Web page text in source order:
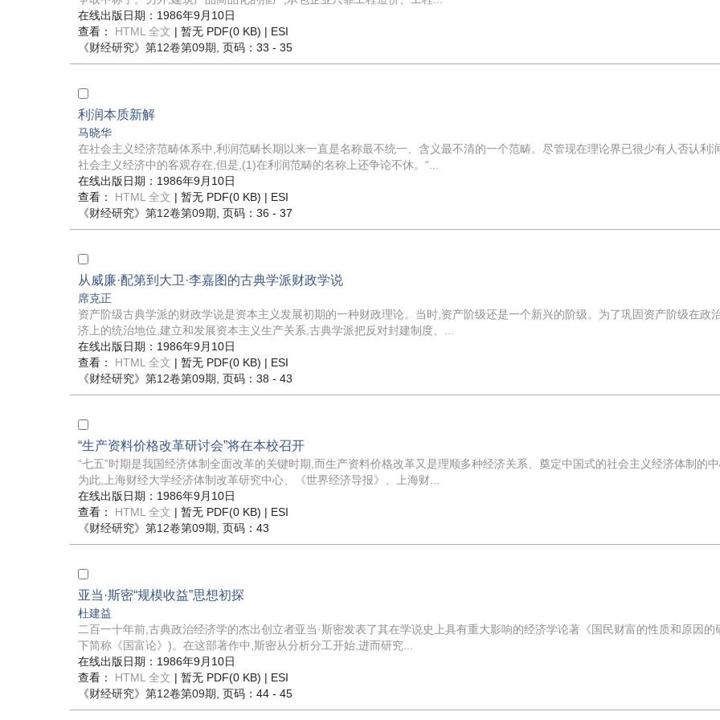
在线出版日期：1986年9月10日
查看： HTML 全文 | 暂无 PDF(0 KB) | ESI
《财经研究》 第12卷第09期 , 页码：33 - 35
利润本质新解
马晓华
在社会主义经济范畴体系中,利润范畴长期以来一直是名称最不统一、含义最不清的一个范畴。尽管现在理论界已很少有人否认利
社会主义经济中的客观存在,但是,(1)在利润范畴的名称上还争论不休。“...
在线出版日期：1986年9月10日
查看： HTML 全文 | 暂无 PDF(0 KB) | ESI
《财经研究》 第12卷第09期 , 页码：36 - 37
从威廉·配第到大卫·李嘉图的古典学派财政学说
席克正
资产阶级古典学派的财政学说是资本主义发展初期的一种财政理论。当时,资产阶级还是一个新兴的阶级。为了巩固资产阶级在政
济上的统治地位,建立和发展资本主义生产关系,古典学派把反对封建制度、...
在线出版日期：1986年9月10日
查看： HTML 全文 | 暂无 PDF(0 KB) | ESI
《财经研究》 第12卷第09期 , 页码：38 - 43
“生产资料价格改革研讨会”将在本校召开
“七五”时期是我国经济体制全面改革的关键时期,而生产资料价格改革又是理顺多种经济关系、奠定中国式的社会主义经济体制的中
为此,上海财经大学经济体制改革研究中心、《世界经济导报》、上海财...
在线出版日期：1986年9月10日
查看： HTML 全文 | 暂无 PDF(0 KB) | ESI
《财经研究》 第12卷第09期 , 页码：43
亚当·斯密“规模收益”思想初探
杜建益
二百一十年前,古典政治经济学的杰出创立者亚当·斯密发表了其在学说史上具有重大影响的经济学论著《国民财富的性质和原因的
下简称《国富论》)。在这部著作中,斯密从分析分工开始,进而研究...
在线出版日期：1986年9月10日
查看： HTML 全文 | 暂无 PDF(0 KB) | ESI
《财经研究》 第12卷第09期 , 页码：44 - 45